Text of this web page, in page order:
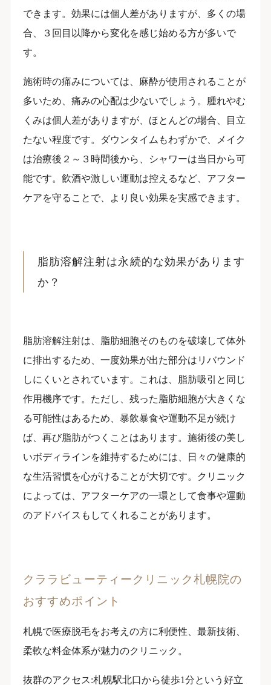
できます。効果には個人差がありますが、多くの場
合、３回目以降から変化を感じ始める方が多いで
す。
施術時の痛みについては、麻酔が使用されることが
多いため、痛みの心配は少ないでしょう。腫れやむ
くみは個人差がありますが、ほとんどの場合、目立
たない程度です。ダウンタイムもわずかで、メイク
は治療後２～３時間後から、シャワーは当日から可
能です。飲酒や激しい運動は控えるなど、アフター
ケアを守ることで、より良い効果を実感できます。
脂肪溶解注射は永続的な効果があります
か？
脂肪溶解注射は、脂肪細胞そのものを破壊して体外
に排出するため、一度効果が出た部分はリバウンド
しにくいとされています。これは、脂肪吸引と同じ
作用機序です。ただし、残った脂肪細胞が大きくな
る可能性はあるため、暴飲暴食や運動不足が続け
ば、再び脂肪がつくことはあります。施術後の美し
いボディラインを維持するためには、日々の健康的
な生活習慣を心がけることが大切です。クリニック
によっては、アフターケアの一環として食事や運動
のアドバイスもしてくれることがあります。
クララビューティークリニック札幌院の
おすすめポイント
札幌で医療脱毛をお考えの方に利便性、最新技術、
柔軟な料金体系が魅力のクリニック。
抜群のアクセス:札幌駅北口から徒歩1分という好立